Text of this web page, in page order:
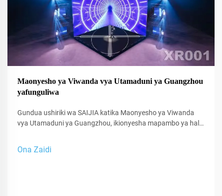
Maonyesho ya Viwanda vya Utamaduni ya Guangzhou
yafunguliwa
Gundua ushiriki wa SAIJIA katika Maonyesho ya Viwanda
vya Utamaduni ya Guangzhou, ikionyesha mapambo ya hali
Ona Zaidi